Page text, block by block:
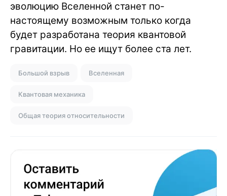
эволюцию Вселенной станет по-
настоящему возможным только когда
будет разработана теория квантовой
гравитации. Но ее ищут более ста лет.
Большой взрыв Вселенная
Квантовая механика
Общая теория относительности